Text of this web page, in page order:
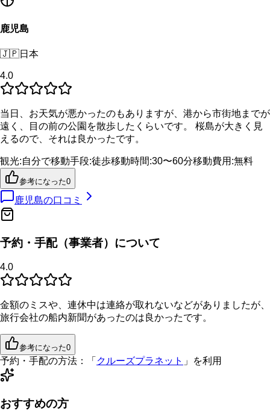
鹿児島
🇯🇵日本
4.0
当日、お天気が悪かったのもありますが、港から市街地までが
遠く、目の前の公園を散歩したくらいです。 桜島が大きく見
えるので、それは良かったです。
観光:自分で移動手段:徒歩移動時間:30〜60分移動費用 :無料
参考になった0
鹿児島の口コミ
予約・手配（事業者）について
4.0
金額のミスや、連休中は連絡が取れないなどがありましたが、
旅行会社の船内新聞があったのは良かったです。
参考になった0
予約・手配の方法： 「 クルーズプラネット 」を利用
おすすめの方